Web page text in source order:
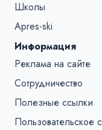
Школы
Apres-ski
Информация
Реклама на сайте
Сотрудничество
Полезные ссылки
Пользовательское